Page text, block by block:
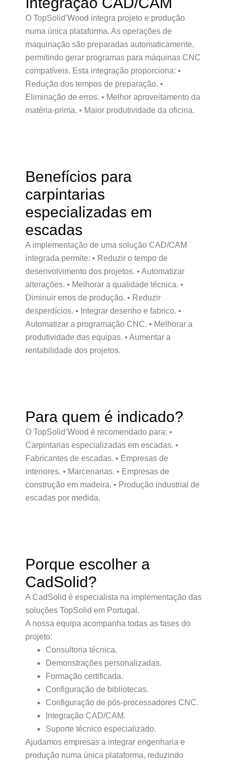
O TopSolid’Wood integra projeto e produção
numa única plataforma. As operações de
maquinação são preparadas automaticamente,
permitindo gerar programas para máquinas CNC
compatíveis. Esta integração proporciona: •
Redução dos tempos de preparação. •
Eliminação de erros. • Melhor aproveitamento da
matéria-prima. • Maior produtividade da oficina.
Benefícios para
carpintarias
especializadas em
escadas
A implementação de uma solução CAD/CAM
integrada permite: • Reduzir o tempo de
desenvolvimento dos projetos. • Automatizar
alterações. • Melhorar a qualidade técnica. •
Diminuir erros de produção. • Reduzir
desperdícios. • Integrar desenho e fabrico. •
Automatizar a programação CNC. • Melhorar a
produtividade das equipas. • Aumentar a
rentabilidade dos projetos.
Para quem é indicado?
O TopSolid’Wood é recomendado para: •
Carpintarias especializadas em escadas. •
Fabricantes de escadas. • Empresas de
interiores. • Marcenarias. • Empresas de
construção em madeira. • Produção industrial de
escadas por medida.
Porque escolher a
CadSolid?
A CadSolid é especialista na implementação das
soluções TopSolid em Portugal.
A nossa equipa acompanha todas as fases do
projeto:
Consultoria técnica.
Demonstrações personalizadas.
Formação certificada.
Configuração de bibliotecas.
Configuração de pós-processadores CNC.
Integração CAD/CAM.
Suporte técnico especializado.
Ajudamos empresas a integrar engenharia e
produção numa única plataforma, reduzindo